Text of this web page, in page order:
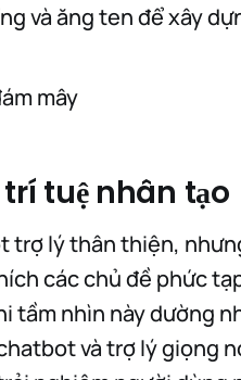
và ăng ten để xây
mây
tuệ nhân tạo
trợ lý thân thiện,
các chủ đề phức
tầm nhìn này dường
và trợ lý giọng